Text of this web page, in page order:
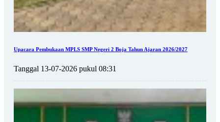
Upacara Pembukaan MPLS SMP Negeri 2 Boja Tahun Ajaran 2026/2027
Tanggal 13-07-2026 pukul 08:31